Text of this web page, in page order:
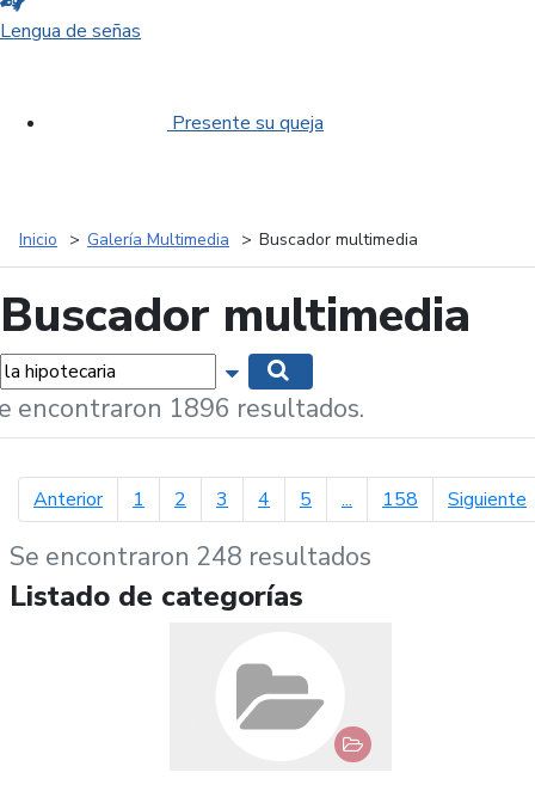
Lengua de señas
Presente su queja
Inicio Galería Multimedia Buscador multimedia
Buscador multimedia
Mostrar opciones de búsqueda
encontraron 1896 resultados.
Anteriorpágina anterior
1 2 3 4 5 ... 158 Siguiente
Se encontraron 248 resultados
Listado de categorías